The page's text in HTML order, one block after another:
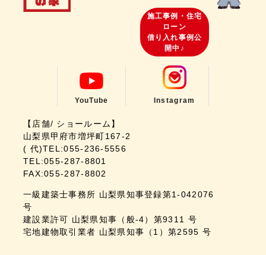
YouTube
施工事例・住宅
ローン
借り入れ事例公
開中♪
Instagram
【店舗/ ショールーム】
山梨県甲府市増坪町167-2
( 代)TEL:055-236-5556
TEL:055-287-8801
FAX:055-287-8802
一級建築士事務所 山梨県知事登録第1-042076
号
建設業許可 山梨県知事（般-4）第9311 号
宅地建物取引業者 山梨県知事（1）第2595 号